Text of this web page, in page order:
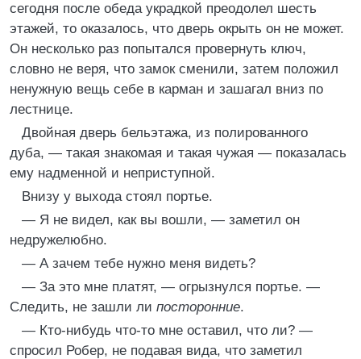
сегодня после обеда украдкой преодолел шесть
этажей, то оказалось, что дверь окрыть он не может.
Он несколько раз попытался провернуть ключ,
словно не веря, что замок сменили, затем положил
ненужную вещь себе в карман и зашагал вниз по
лестнице.
Двойная дверь бельэтажа, из полированного
дуба, — такая знакомая и такая чужая — показалась
ему надменной и неприступной.
Внизу у выхода стоял портье.
— Я не видел, как вы вошли, — заметил он
недружелюбно.
— А зачем тебе нужно меня видеть?
— За это мне платят, — огрызнулся портье. —
Следить, не зашли ли посторонние.
— Кто-нибудь что-то мне оставил, что ли? —
спросил Робер, не подавая вида, что заметил